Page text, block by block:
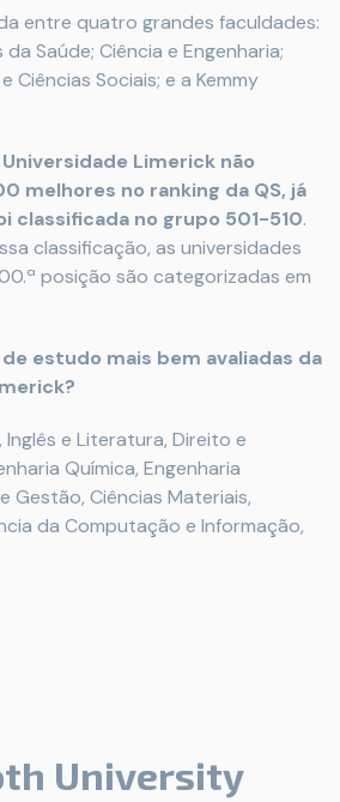
entre quatro grandes faculdades:
Saúde; Ciência e Engenharia;
Ciências Sociais; e a Kemmy
Limerick não
melhores no ranking da QS, já
classificada no grupo 501-510.
classificação, as universidades
posição são categorizadas em
de estudo mais bem avaliadas da
e Literatura, Direito e
Química, Engenharia
Gestão, Ciências Materiais,
da Computação e Informação,
University